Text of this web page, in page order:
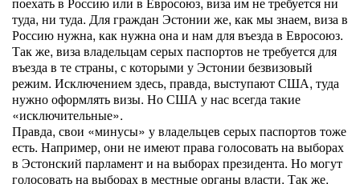
туда, ни туда. Для граждан Эстонии же, как мы знаем, виза в
Россию нужна, как нужна она и нам для въезда в Евросоюз.
Так же, виза владельцам серых паспортов не требуется для
въезда в те страны, с которыми у Эстонии безвизовый
режим. Исключением здесь, правда, выступают США, туда
нужно оформлять визы. Но США у нас всегда такие
«исключительные».
Правда, свои «минусы» у владельцев серых паспортов тоже
есть. Например, они не имеют права голосовать на выборах
в Эстонский парламент и на выборах президента. Но могут
голосовать на выборах в местные органы власти. Так же,